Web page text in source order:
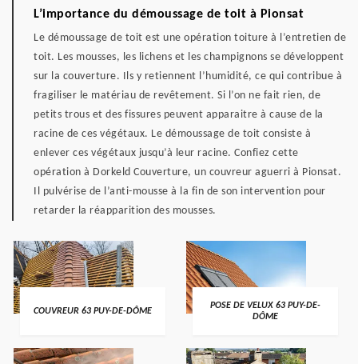
L’importance du démoussage de toit à Pionsat
Le démoussage de toit est une opération toiture à l’entretien de
toit. Les mousses, les lichens et les champignons se développent
sur la couverture. Ils y retiennent l’humidité, ce qui contribue à
fragiliser le matériau de revêtement. Si l’on ne fait rien, de
petits trous et des fissures peuvent apparaitre à cause de la
racine de ces végétaux. Le démoussage de toit consiste à
enlever ces végétaux jusqu’à leur racine. Confiez cette
opération à Dorkeld Couverture, un couvreur aguerri à Pionsat.
Il pulvérise de l’anti-mousse à la fin de son intervention pour
retarder la réapparition des mousses.
COUVREUR 63 PUY-DE-DÔME
POSE DE VELUX 63 PUY-DE-
DÔME